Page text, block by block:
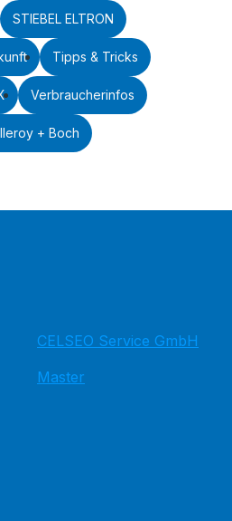
STIEBEL ELTRON
Tipps & Tricks
Verbraucherinfos
+ Boch
CELSEO Service GmbH
Master